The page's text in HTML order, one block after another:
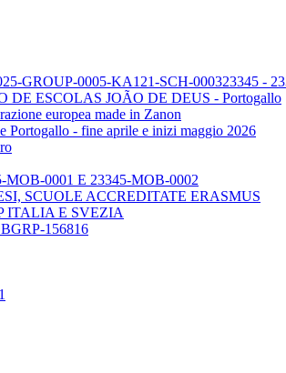
GROUP-0005-KA121-SCH-000323345 -
ESCOLAS JOÃO DE DEUS - Portogallo
europea made in Zanon
Portogallo - fine aprile e inizi maggio 2026
0001 E 23345-MOB-0002
SCUOLE ACCREDITATE ERASMUS
ITALIA E SVEZIA
156816